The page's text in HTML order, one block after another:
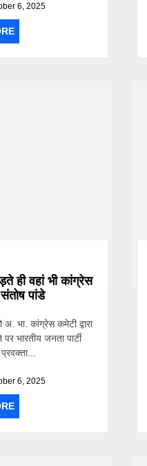
6, 2025
ही वहां भी कांग्रेस
संतोष पांडे
भा. कांग्रेस कमेटी द्वारा
भारतीय जनता पार्टी
6, 2025